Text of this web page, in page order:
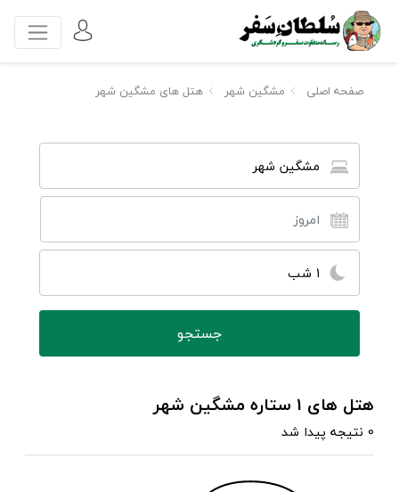
صفحه اصلی مشگین شهر هتل های مشگین شهر
مشگین شهر
1 شب
هتل های 1 ستاره مشگین شهر
0 نتیجه پیدا شد